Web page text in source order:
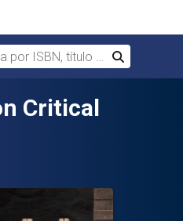
ISBN, título o autor
Buscar
Critical